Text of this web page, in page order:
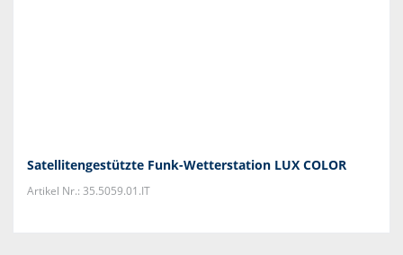
Satellitengestützte Funk-Wetterstation LUX COLOR
Artikel Nr.: 35.5059.01.IT